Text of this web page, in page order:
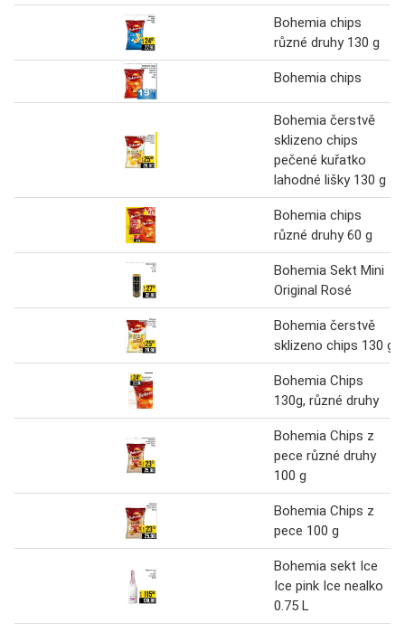
Bohemia chips
různé druhy 130 g
Bohemia chips
Bohemia čerstvě
sklizeno chips
pečené kuřatko
lahodné lišky 130 g
Bohemia chips
různé druhy 60 g
Bohemia Sekt Mini
Original Rosé
Bohemia čerstvě
sklizeno chips 130 g
Bohemia Chips
130g, různé druhy
Bohemia Chips z
pece různé druhy
100 g
Bohemia Chips z
pece 100 g
Bohemia sekt Ice
Ice pink Ice nealko
0.75 L